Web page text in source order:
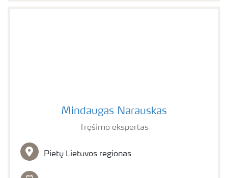
Mindaugas Narauskas
Tręšimo ekspertas
Pietų Lietuvos regionas